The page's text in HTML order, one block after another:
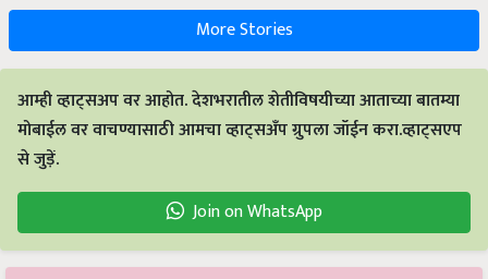
More Stories
आम्ही व्हाट्सअप वर आहोत. देशभरातील शेतीविषयीच्या आताच्या बातम्या
मोबाईल वर वाचण्यासाठी आमचा व्हाट्सअँप ग्रुपला जॉईन करा.व्हाट्सएप
से जुड़ें.
Join on WhatsApp